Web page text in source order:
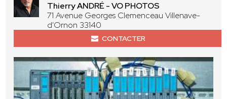
Thierry ANDRÉ - VO PHOTOS
71 Avenue Georges Clemenceau Villenave-
d'Ornon 33140
CONTACTER